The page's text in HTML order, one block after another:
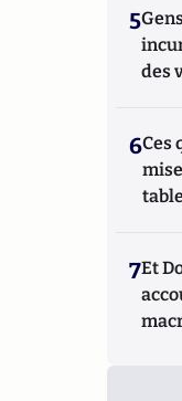
5
des
6Ces
7Et